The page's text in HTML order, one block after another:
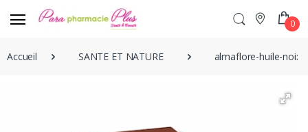
0
Accueil SANTE ET NATURE almaflore-huile-